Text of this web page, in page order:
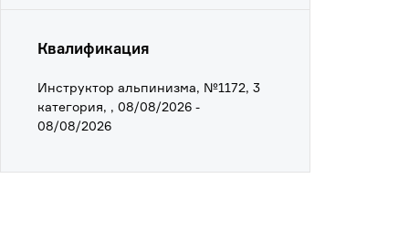
Квалификация
Инструктор альпинизма, №1172, 3
категория, , 08/08/2026 -
08/08/2026